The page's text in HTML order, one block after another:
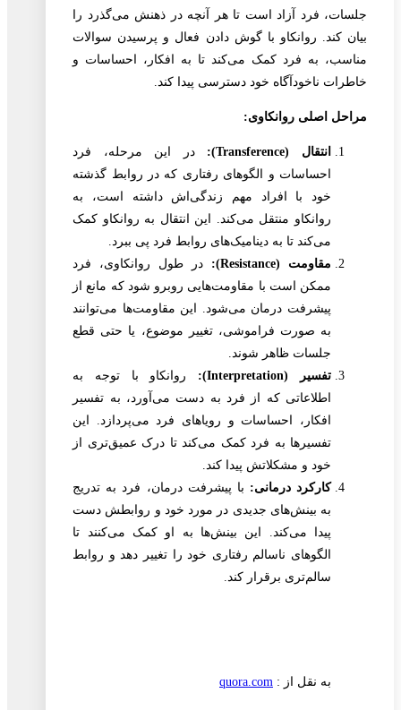
جلسات، فرد آزاد است تا هر آنچه در ذهنش می‌گذرد را
بیان کند. روانکاو با گوش دادن فعال و پرسیدن سوالات
مناسب، به فرد کمک می‌کند تا به افکار، احساسات و
خاطرات ناخودآگاه خود دسترسی پیدا کند.
مراحل اصلی روانکاوی:
انتقال (Transference):
در این مرحله، فرد
احساسات و الگوهای رفتاری که در روابط گذشته
خود با افراد مهم زندگی‌اش داشته است، به
روانکاو منتقل می‌کند. این انتقال به روانکاو کمک
می‌کند تا به دینامیک‌های روابط فرد پی ببرد.
مقاومت (Resistance):
در طول روانکاوی، فرد
ممکن است با مقاومت‌هایی روبرو شود که مانع از
پیشرفت درمان می‌شود. این مقاومت‌ها می‌توانند
به صورت فراموشی، تغییر موضوع، یا حتی قطع
جلسات ظاهر شوند.
تفسیر (Interpretation):
روانکاو با توجه به
اطلاعاتی که از فرد به دست می‌آورد، به تفسیر
افکار، احساسات و رویاهای فرد می‌پردازد. این
تفسیرها به فرد کمک می‌کند تا درک عمیق‌تری از
خود و مشکلاتش پیدا کند.
کارکرد درمانی: با پیشرفت درمان، فرد به تدریج
به بینش‌های جدیدی در مورد خود و روابطش دست
پیدا می‌کند. این بینش‌ها به او کمک می‌کنند تا
الگوهای ناسالم رفتاری خود را تغییر دهد و روابط
سالم‌تری برقرار کند.
به نقل از : quora.com